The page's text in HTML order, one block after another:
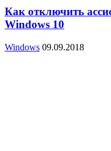
Как отключить
Windows 10
Windows 09.09.2018